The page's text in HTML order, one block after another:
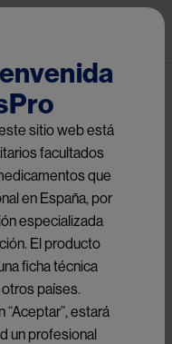
al contenido principal
la felicidad
sitio web está
facultados
que
en España, por
especializada
El producto
ficha técnica
países.
estará
un profesional